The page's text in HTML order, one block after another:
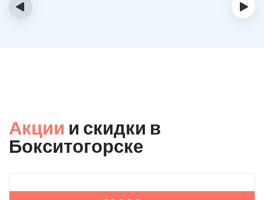
‹ ›
Акции и скидки в
Бокситогорске